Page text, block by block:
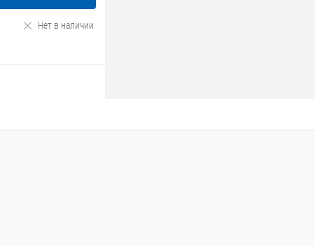
Нет в наличии